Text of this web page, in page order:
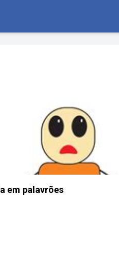
em palavrões